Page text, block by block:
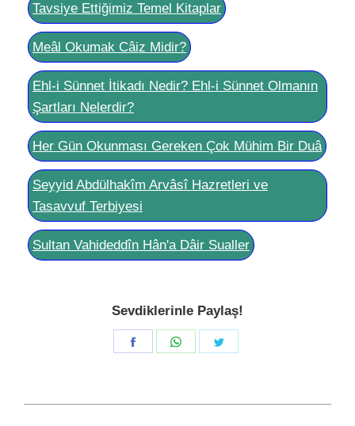
Tavsiye Ettiğimiz Temel Kitaplar
Meâl Okumak Câiz Midir?
Ehl-i Sünnet İtikadı Nedir? Ehl-i Sünnet Olmanın
Şartları Nelerdir?
Her Gün Okunması Gereken Çok Mühim Bir Duâ
Seyyid Abdülhakîm Arvâsî Hazretleri ve
Tasavvuf Terbiyesi
Sultan Vahideddîn Hân'a Dâir Sualler
Sevdiklerinle Paylaş!
Share
Share